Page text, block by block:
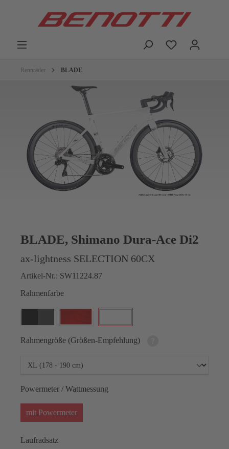
Rennräder BLADE
BLADE, Shimano Dura-Ace Di2
ax-lightness SELECTION 60CX
Artikel-Nr.: SW11224.87
Rahmenfarbe
Rahmengröße (Größen-Empfehlung)
Powermeter / Wattmessung
mit Powermeter
Laufradsatz